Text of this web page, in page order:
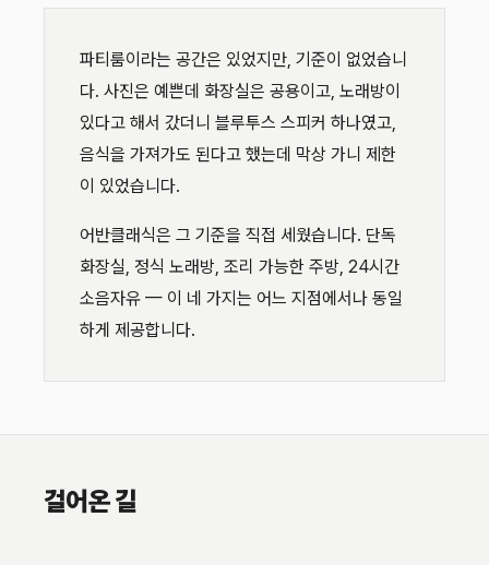
파티룸이라는 공간은 있었지만, 기준이 없었습니
다. 사진은 예쁜데 화장실은 공용이고, 노래방이
있다고 해서 갔더니 블루투스 스피커 하나였고,
음식을 가져가도 된다고 했는데 막상 가니 제한
이 있었습니다.
어반클래식은 그 기준을 직접 세웠습니다. 단독
화장실, 정식 노래방, 조리 가능한 주방, 24시간
소음자유 — 이 네 가지는 어느 지점에서나 동일
하게 제공합니다.
걸어온 길